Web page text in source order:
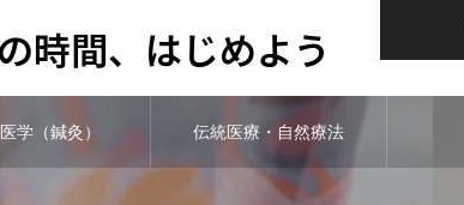
時間、はじめよう
学（鍼灸） 伝統医療・自然療法